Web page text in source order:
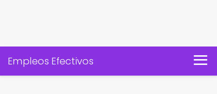
Empleos Efectivos